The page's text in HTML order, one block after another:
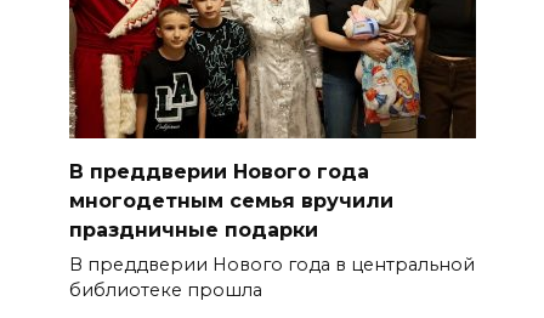
В преддверии Нового года
многодетным семья вручили
праздничные подарки
В преддверии Нового года в центральной
библиотеке прошла